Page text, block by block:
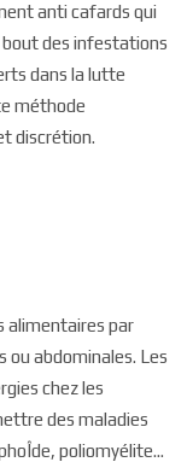
anti cafards qui
bout des infestations
dans la lutte
méthode
discrétion.
alimentaires par
ou abdominales. Les
chez les
des maladies
poliomyélite...